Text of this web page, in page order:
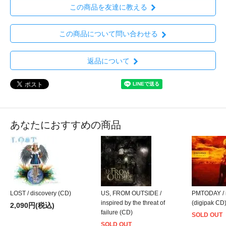
この商品を友達に教える
この商品について問い合わせる
返品について
あなたにおすすめの商品
LOST / discovery (CD)
2,090円(税込)
US, FROM OUTSIDE /
inspired by the threat of
failure (CD)
SOLD OUT
PMTODAY
(digipak CD)
SOLD OUT